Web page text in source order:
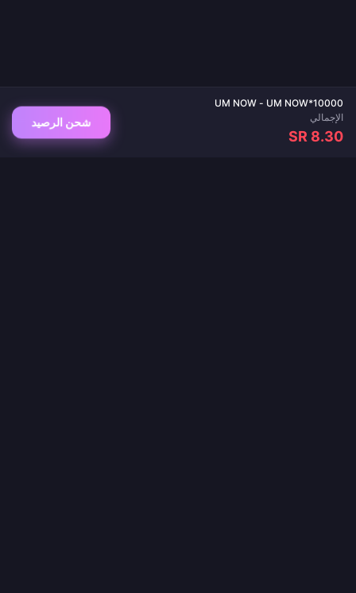
UM NOW - UM NOW*10000
الإجمالي
SR 8.30
شحن الرصيد